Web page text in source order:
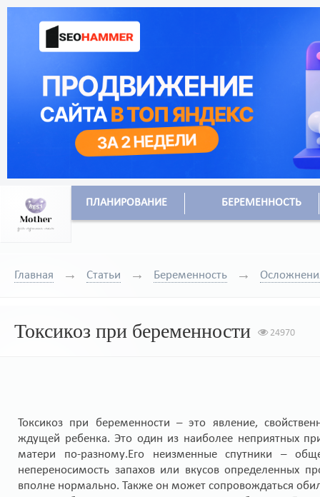
ПЛАНИРОВАНИЕ БЕРЕМЕННОСТЬ
Главная Статьи Беременность
Токсикоз при беременности 24970
Токсикоз при беременности – это явление,
ждущей ребенка. Это один из наиболее неприятных
матери по-разному.Его неизменные спутники –
непереносимость запахов или вкусов определенных
вполне нормально. Также он может сопровождаться